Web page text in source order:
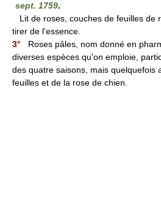
sept. 1759.
Lit de roses, couches de feuilles de
tirer de l'essence.
3° Roses pâles, nom donné en
diverses espèces qu'on emploie,
des quatre saisons, mais quelquefois
feuilles et de la rose de chien.